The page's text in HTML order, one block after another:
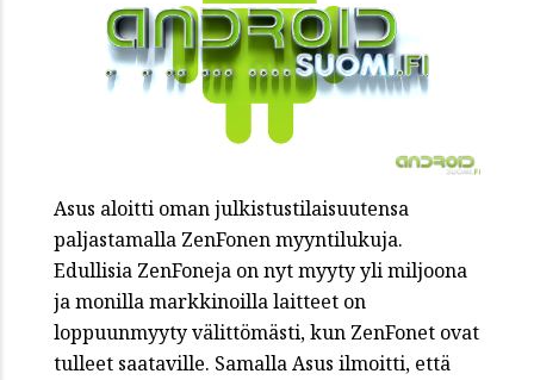
Asus aloitti oman julkistustilaisuutensa
paljastamalla ZenFonen myyntilukuja.
Edullisia ZenFoneja on nyt myyty yli miljoona
ja monilla markkinoilla laitteet on
loppuunmyyty välittömästi, kun ZenFonet ovat
tulleet saataville. Samalla Asus ilmoitti, että